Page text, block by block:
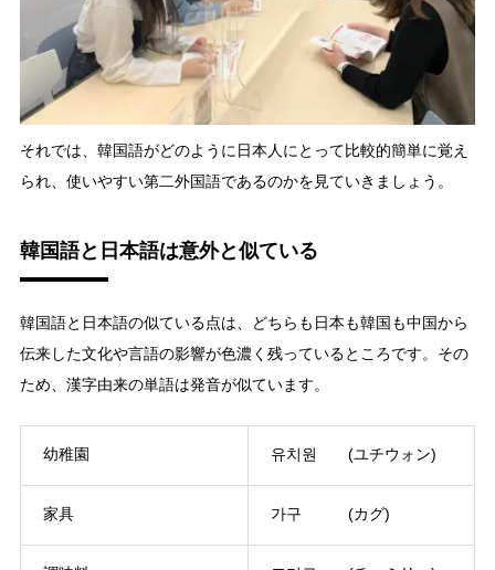
それでは、韓国語がどのように日本人にとって比較的簡単に覚え
られ、使いやすい第二外国語であるのかを見ていきましょう。
韓国語と日本語は意外と似ている
韓国語と日本語の似ている点は、どちらも日本も韓国も中国から
伝来した文化や言語の影響が色濃く残っているところです。その
ため、漢字由来の単語は発音が似ています。
幼稚園 유치원 (ユチウォン)
家具 가구 (カグ)